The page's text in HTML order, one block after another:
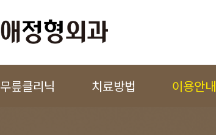
무릎클리닉 치료방법 이용안내